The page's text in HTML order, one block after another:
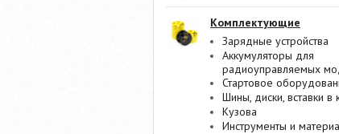
Комплектующие
Зарядные устройства
Аккумуляторы для
радиоуправляемых
Стартовое
Шины, диски, вставки в
Кузова
Инструменты и